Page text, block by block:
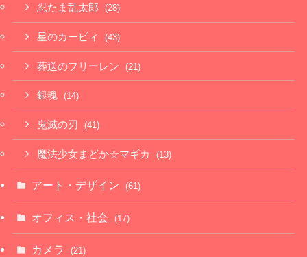
忍たま乱太郎 (28)
星のカービィ (43)
葬送のフリーレン (21)
銀魂 (14)
鬼滅の刃 (41)
魔法少女まどか☆マギカ (13)
アート・デザイン (61)
オフィス・社会 (17)
カメラ (21)